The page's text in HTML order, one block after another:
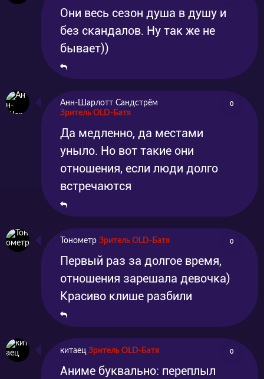
Они весь сезон душа в душу и
без скандалов. Ну так же не
бывает))
Анн-Шарлотт Сандстрём
Зритель OLD-Батя
0
Да медленно, да местами
уныло. Но вот такие они
отношения, если люди долго
встречаются
Тонометр Зритель OLD-Батя 0
Первый раз за долгое время,
отношения зарешала девочка)
Красиво клише разбили
китаец Зритель OLD-Батя 0
Аниме буквально: переплыл